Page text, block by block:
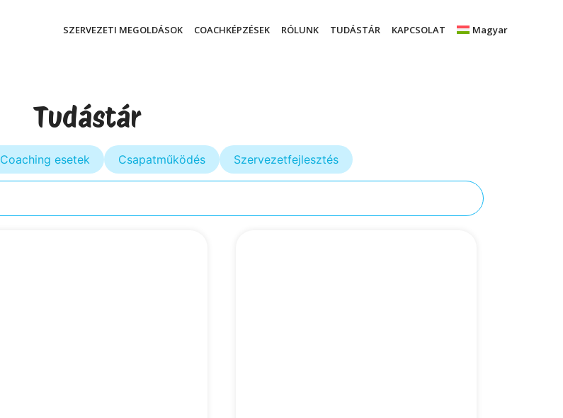
SZERVEZETI MEGOLDÁSOK COACHKÉPZÉSEK RÓLUNK TUDÁSTÁR KAPCSOLAT Magyar
Tudástár
Coaching esetek Csapatműködés Szervezetfejlesztés